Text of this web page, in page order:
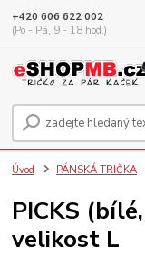
+420 606 622 002
(Po - Pá, 9 - 18 hod.)
Úvod PÁNSKÁ TRIČKA
PICKS
velikost L